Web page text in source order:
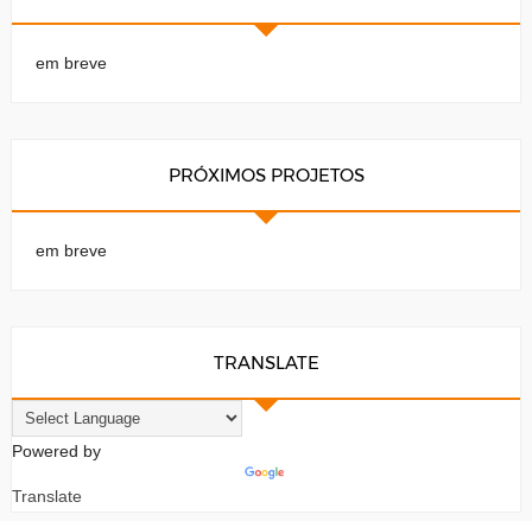
em breve
PRÓXIMOS PROJETOS
em breve
TRANSLATE
Powered by
Translate